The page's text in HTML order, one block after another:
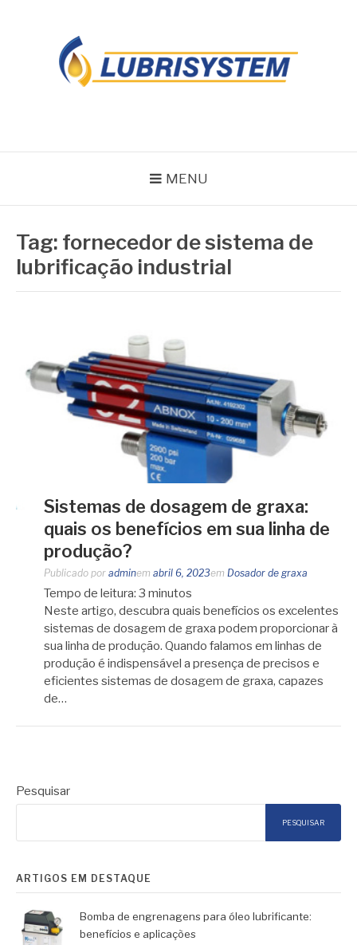
MENU
Tag: fornecedor de sistema de
lubrificação industrial
Sistemas de dosagem de graxa:
quais os benefícios em sua linha de
produção?
Publicado por adminem abril 6, 2023em Dosador de graxa
Tempo de leitura: 3 minutos
Neste artigo, descubra quais benefícios os excelentes
sistemas de dosagem de graxa podem proporcionar à
sua linha de produção. Quando falamos em linhas de
produção é indispensável a presença de precisos e
eficientes sistemas de dosagem de graxa, capazes
de…
Pesquisar
PESQUISAR
ARTIGOS EM DESTAQUE
Bomba de engrenagens para óleo lubrificante:
benefícios e aplicações